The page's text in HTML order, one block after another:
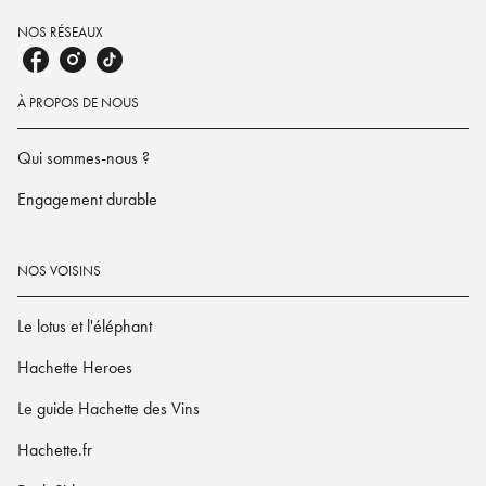
NOS RÉSEAUX
À PROPOS DE NOUS
Qui sommes-nous ?
Engagement durable
NOS VOISINS
Le lotus et l'éléphant
Hachette Heroes
Le guide Hachette des Vins
Hachette.fr